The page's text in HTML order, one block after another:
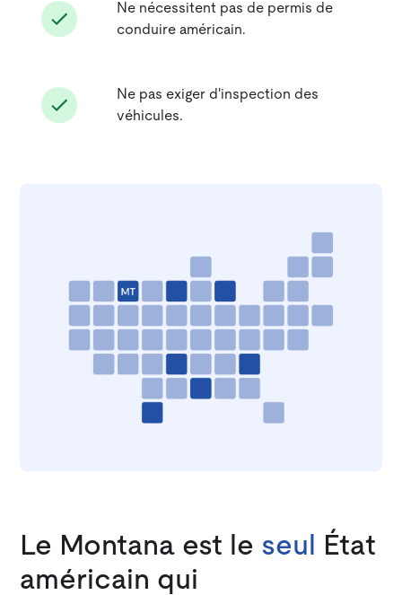
Ne nécessitent pas de permis de
conduire américain.
Ne pas exiger d'inspection des
véhicules.
Le Montana est le seul
État
américain qui